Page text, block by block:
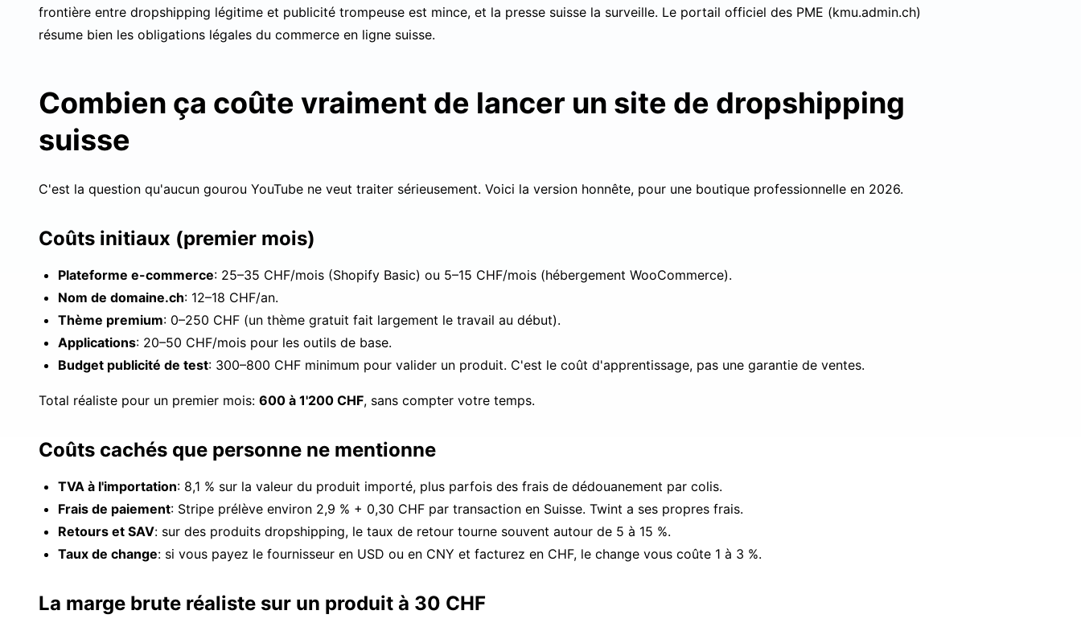
frontière entre dropshipping légitime et publicité trompeuse est mince, et la presse suisse la surveille. Le portail officiel des PME (kmu.admin.ch)
résume bien les obligations légales du commerce en ligne suisse.
Combien ça coûte vraiment de lancer un site de dropshipping
suisse
C'est la question qu'aucun gourou YouTube ne veut traiter sérieusement. Voici la version honnête, pour une boutique professionnelle en 2026.
Coûts initiaux (premier mois)
Plateforme e-commerce: 25–35 CHF/mois (Shopify Basic) ou 5–15 CHF/mois (hébergement WooCommerce).
Nom de domaine.ch: 12–18 CHF/an.
Thème premium: 0–250 CHF (un thème gratuit fait largement le travail au début).
Applications: 20–50 CHF/mois pour les outils de base.
Budget publicité de test: 300–800 CHF minimum pour valider un produit. C'est le coût d'apprentissage, pas une garantie de ventes.
Total réaliste pour un premier mois: 600 à 1'200 CHF, sans compter votre temps.
Coûts cachés que personne ne mentionne
TVA à l'importation: 8,1 % sur la valeur du produit importé, plus parfois des frais de dédouanement par colis.
Frais de paiement: Stripe prélève environ 2,9 % + 0,30 CHF par transaction en Suisse. Twint a ses propres frais.
Retours et SAV: sur des produits dropshipping, le taux de retour tourne souvent autour de 5 à 15 %.
Taux de change: si vous payez le fournisseur en USD ou en CNY et facturez en CHF, le change vous coûte 1 à 3 %.
La marge brute réaliste sur un produit à 30 CHF